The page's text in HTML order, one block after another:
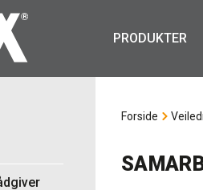
PRODUKTER
Forside